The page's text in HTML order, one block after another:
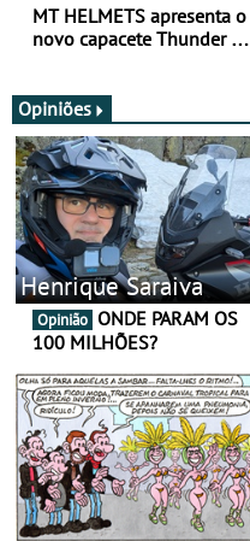
MT HELMETS apresenta o
novo capacete Thunder 4 R
Opiniões
Henrique Saraiva
Opinião
100 MILHÕES?